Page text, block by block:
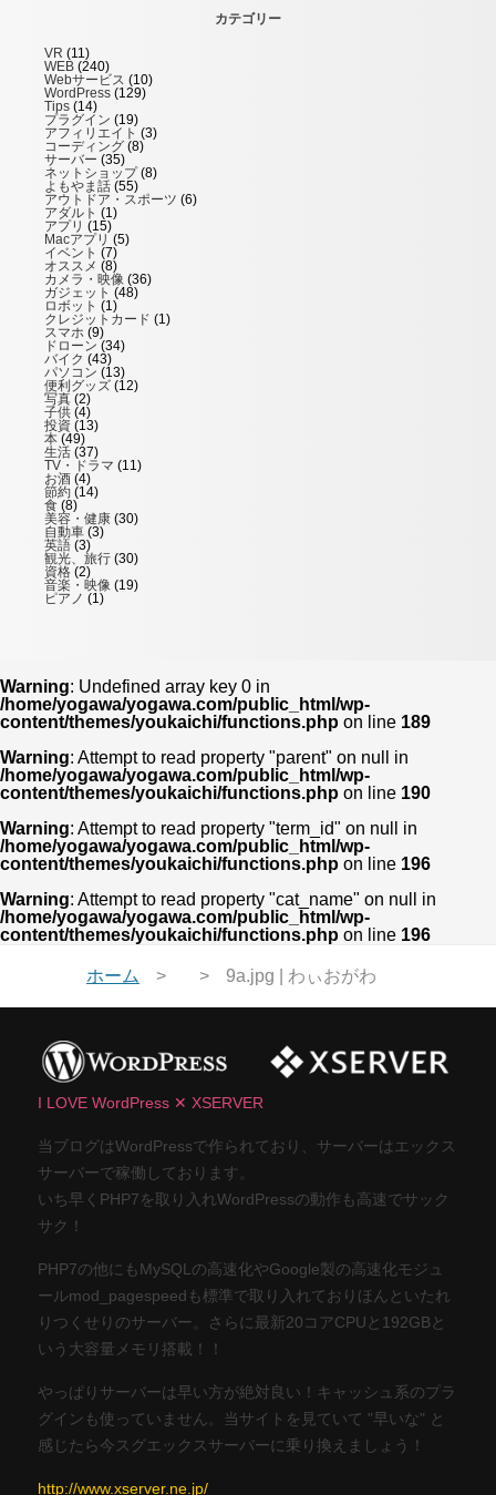
カテゴリー
VR (11)
WEB (240)
Webサービス (10)
WordPress (129)
Tips (14)
プラグイン (19)
アフィリエイト (3)
コーディング (8)
サーバー (35)
ネットショップ(8)
よもやま話 (55)
アウトドア・スポーツ (6)
アダルト (1)
アプリ (15)
Macアプリ (5)
イベント (7)
オススメ (8)
カメラ・映像 (36)
ガジェット (48)
ロボット (1)
クレジットカード (1)
スマホ (9)
ドローン (34)
バイク (43)
パソコン (13)
便利グッズ (12)
写真 (2)
子供 (4)
投資 (13)
本 (49)
生活 (37)
TV・ドラマ (11)
お酒 (4)
節約 (14)
食 (8)
美容・健康 (30)
自動車 (3)
英語 (3)
観光、旅行 (30)
資格 (2)
音楽・映像 (19)
ピアノ (1)
Warning: Undefined array key 0 in
/home/yogawa/yogawa.com/public_html/wp-
content/themes/youkaichi/functions.php on line 189
Warning: Attempt to read property "parent" on null in
/home/yogawa/yogawa.com/public_html/wp-
content/themes/youkaichi/functions.php on line 190
Warning: Attempt to read property "term_id" on null in
/home/yogawa/yogawa.com/public_html/wp-
content/themes/youkaichi/functions.php on line 196
Warning: Attempt to read property "cat_name" on null in
/home/yogawa/yogawa.com/public_html/wp-
content/themes/youkaichi/functions.php on line 196
ホーム 9a.jpg | わぃおがわ
I LOVE WordPress ✕ XSERVER
当ブログはWordPressで作られており、サーバーはエックス
サーバーで稼働しております。
いち早くPHP7を取り入れWordPressの動作も高速でサック
サク！
PHP7の他にもMySQLの高速化やGoogle製の高速化モジュ
ールmod_pagespeedも標準で取り入れておりほんといたれ
りつくせりのサーバー。さらに最新20コアCPUと192GBと
いう大容量メモリ搭載！！
やっぱりサーバーは早い方が絶対良い！キャッシュ系のプラ
グインも使っていません。当サイトを見ていて "早いな" と
感じたら今スグエックスサーバーに乗り換えましょう！
http://www.xserver.ne.jp/